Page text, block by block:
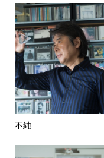
不純